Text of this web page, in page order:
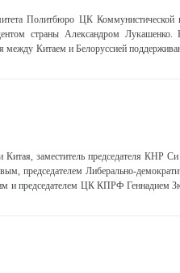
Политбюро ЦК Коммунистической
страны Александром Лукашенко.
Китаем и Белоруссией
заместитель председателя КНР
председателем Либерально-
и председателем ЦК КПРФ Геннадием